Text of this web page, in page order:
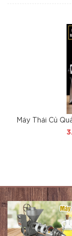
Máy Thái Củ